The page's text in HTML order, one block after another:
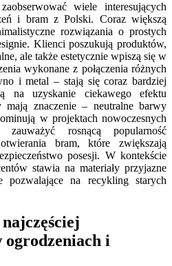
wiele interesujących
i bram z Polski. Coraz większą
rozwiązania o prostych
Klienci poszukują produktów,
ale także estetycznie wpiszą się w
wykonane z połączenia różnych
i metal – stają się coraz bardziej
na uzyskanie ciekawego efektu
znaczenie – neutralne barwy
w projektach nowoczesnych
rosnącą popularność
bram, które zwiększają
posesji. W kontekście
stawia na materiały przyjazne
pozwalające na recykling starych
ogrodzeniach i